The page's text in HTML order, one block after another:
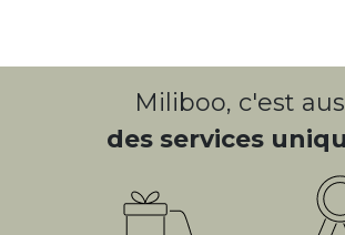
Miliboo, c'est
des services